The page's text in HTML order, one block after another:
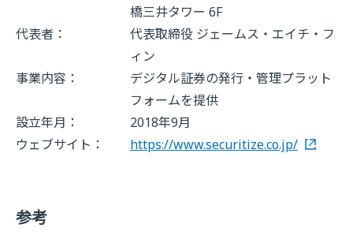
橋三井タワー 6F
代表者：
代表取締役 ジェームス・エイチ・フ
ィン
事業内容：
デジタル証券の発行・管理プラット
フォームを提供
設立年月：
2018年9月
ウェブサイト：
https://www.securitize.co.jp/
参考